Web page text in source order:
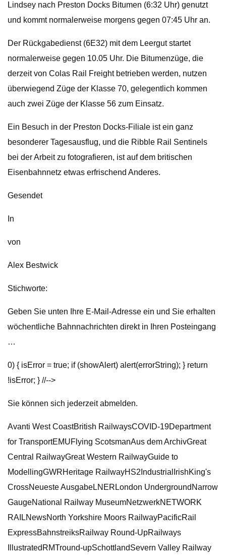
Lindsey nach Preston Docks Bitumen (6:32 Uhr) genutzt
und kommt normalerweise morgens gegen 07:45 Uhr an.
Der Rückgabedienst (6E32) mit dem Leergut startet
normalerweise gegen 10.05 Uhr. Die Bitumenzüge, die
derzeit von Colas Rail Freight betrieben werden, nutzen
überwiegend Züge der Klasse 70, gelegentlich kommen
auch zwei Züge der Klasse 56 zum Einsatz.
Ein Besuch in der Preston Docks-Filiale ist ein ganz
besonderer Tagesausflug, und die Ribble Rail Sentinels
bei der Arbeit zu fotografieren, ist auf dem britischen
Eisenbahnnetz etwas erfrischend Anderes.
Gesendet
In
von
Alex Bestwick
Stichworte:
Geben Sie unten Ihre E-Mail-Adresse ein und Sie erhalten
wöchentliche Bahnnachrichten direkt in Ihren Posteingang
…
0) { isError = true; if (showAlert) alert(errorString); } return
!isError; } //-->
Sie können sich jederzeit abmelden.
Avanti West CoastBritish RailwaysCOVID-19Department
for TransportEMUFlying ScotsmanAus dem ArchivGreat
Central RailwayGreat Western RailwayGuide to
ModellingGWRHeritage RailwayHS2IndustrialIrishKing's
CrossNeueste AusgabeLNERLondon UndergroundNarrow
GaugeNational Railway MuseumNetzwerkNETWORK
RAILNewsNorth Yorkshire Moors RailwayPacificRail
ExpressBahnstreiksRailway Round-UpRailways
IllustratedRMTround-upSchottlandSevern Valley Railway